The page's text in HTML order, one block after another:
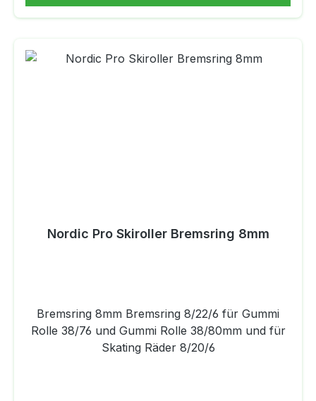
Nordic Pro Skiroller Bremsring 8mm
Bremsring 8mm Bremsring 8/22/6 für Gummi
Rolle 38/76 und Gummi Rolle 38/80mm und für
Skating Räder 8/20/6